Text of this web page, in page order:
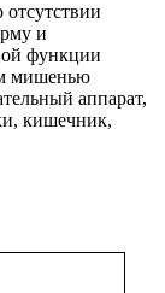
и
функции
мишенью
аппарат,
кишечник,